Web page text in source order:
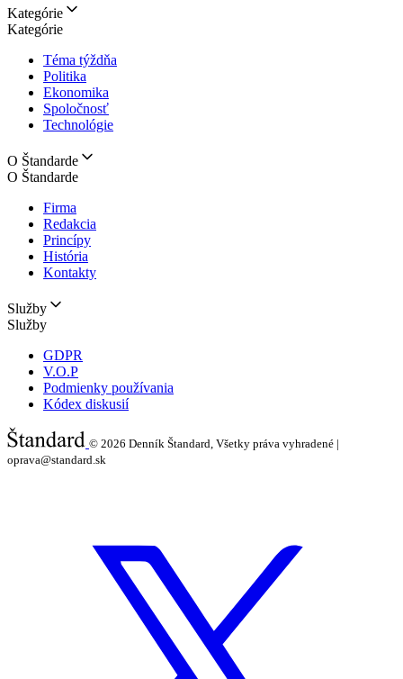
Kategórie
Kategórie
Téma týždňa
Politika
Ekonomika
Spoločnosť
Technológie
O Štandarde
O Štandarde
Firma
Redakcia
Princípy
História
Kontakty
Služby
Služby
GDPR
V.O.P
Podmienky používania
Kódex diskusií
© 2026 Denník Štandard, Všetky práva vyhradené |
oprava@standard.sk